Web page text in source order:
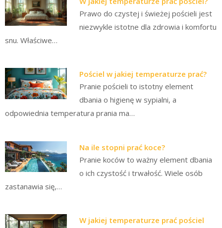
Prawo do czystej i świeżej pościeli jest
niezwykle istotne dla zdrowia i komfortu
snu. Właściwe…
Pościel w jakiej temperaturze prać?
Pranie pościeli to istotny element
dbania o higienę w sypialni, a
odpowiednia temperatura prania ma…
Na ile stopni prać koce?
Pranie koców to ważny element dbania
o ich czystość i trwałość. Wiele osób
zastanawia się,…
W jakiej temperaturze prać pościel